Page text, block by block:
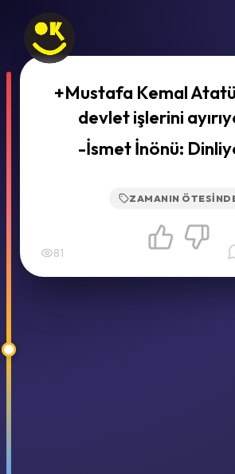
+Mustafa Kemal
devlet işlerini
-İsmet İnönü:
ZAMANIN
81